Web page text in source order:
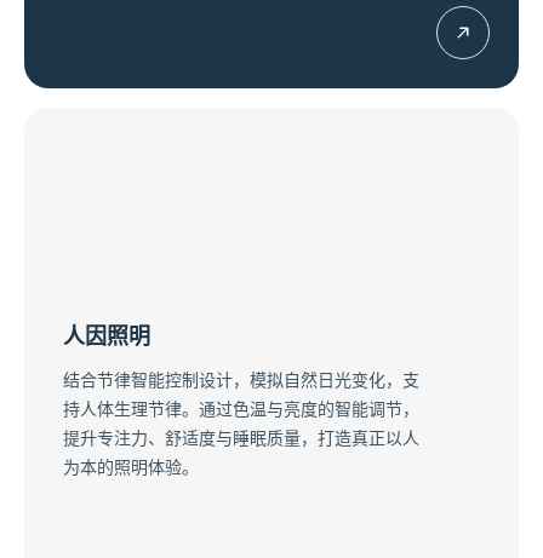
人因照明
结合节律智能控制设计，模拟自然日光变化，支
持人体生理节律。通过色温与亮度的智能调节，
提升专注力、舒适度与睡眠质量，打造真正以人
为本的照明体验。